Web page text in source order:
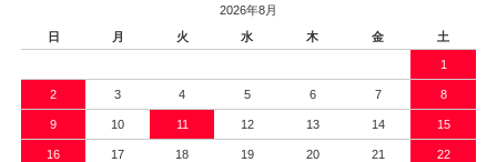
2026年8月
日
月 火 水 木 金 土
1
2 3 4 5 6 7 8
9 10 11 12 13 14 15
16 17 18 19 20 21 22